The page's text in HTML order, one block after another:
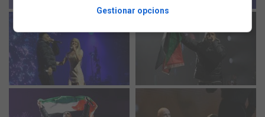
Gestionar opcions